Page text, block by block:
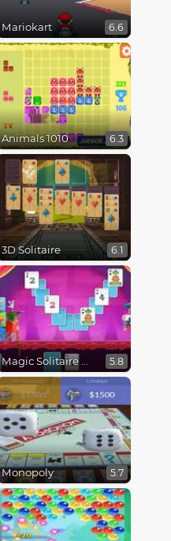
Mariokart 6.6
Animals 1010 6.3
3D Solitaire 6.1
Magic Solitaire World 5.8
Monopoly 5.7